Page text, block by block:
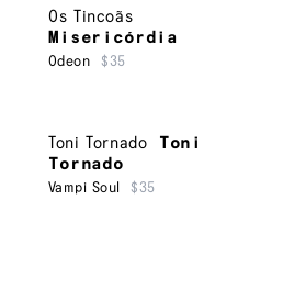
Os Tincoãs
Misericórdia
Odeon $35
Toni Tornado
Toni
Tornado
Vampi Soul $35